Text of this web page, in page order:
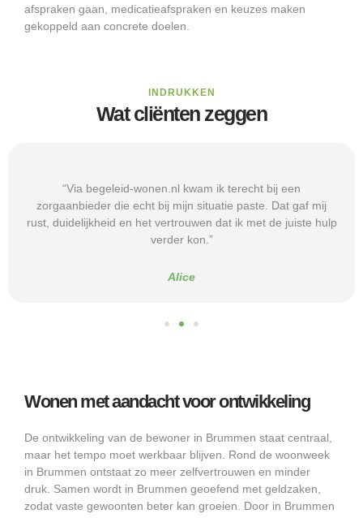
afspraken gaan, medicatieafspraken en keuzes maken
gekoppeld aan concrete doelen.
INDRUKKEN
Wat cliënten zeggen
“Via begeleid-wonen.nl kwam ik terecht bij een
zorgaanbieder die echt bij mijn situatie paste. Dat gaf mij
rust, duidelijkheid en het vertrouwen dat ik met de juiste hulp
verder kon.”
Alice
Wonen met aandacht voor ontwikkeling
De ontwikkeling van de bewoner in Brummen staat centraal,
maar het tempo moet werkbaar blijven. Rond de woonweek
in Brummen ontstaat zo meer zelfvertrouwen en minder
druk. Samen wordt in Brummen geoefend met geldzaken,
zodat vaste gewoonten beter kan groeien. Door in Brummen